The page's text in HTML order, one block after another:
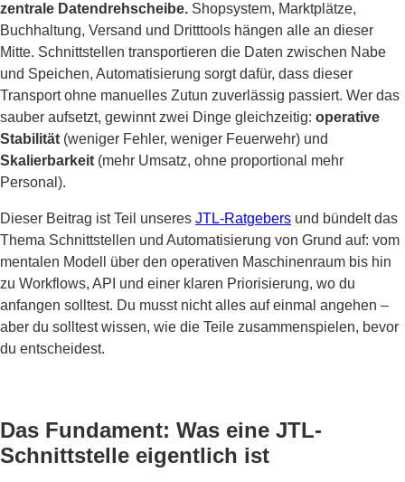
zentrale Datendrehscheibe. Shopsystem, Marktplätze,
Buchhaltung, Versand und Dritttools hängen alle an dieser
Mitte. Schnittstellen transportieren die Daten zwischen Nabe
und Speichen, Automatisierung sorgt dafür, dass dieser
Transport ohne manuelles Zutun zuverlässig passiert. Wer das
sauber aufsetzt, gewinnt zwei Dinge gleichzeitig: operative
Stabilität (weniger Fehler, weniger Feuerwehr) und
Skalierbarkeit (mehr Umsatz, ohne proportional mehr
Personal).
Dieser Beitrag ist Teil unseres JTL-Ratgebers und bündelt das
Thema Schnittstellen und Automatisierung von Grund auf: vom
mentalen Modell über den operativen Maschinenraum bis hin
zu Workflows, API und einer klaren Priorisierung, wo du
anfangen solltest. Du musst nicht alles auf einmal angehen –
aber du solltest wissen, wie die Teile zusammenspielen, bevor
du entscheidest.
Das Fundament: Was eine JTL-
Schnittstelle eigentlich ist